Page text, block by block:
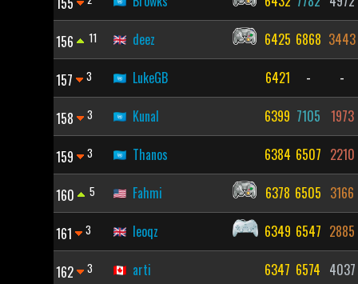
156 11 deez 6425 6868 3443
157 3 LukeGB 6421 - -
158 3 Kunal 6399 7105 1973
159 3 Thanos 6384 6507 2210
160 5 Fahmi 6378 6505 3166
161 3 leoqz 6349 6547 2885
162 3 arti 6347 6574 4037